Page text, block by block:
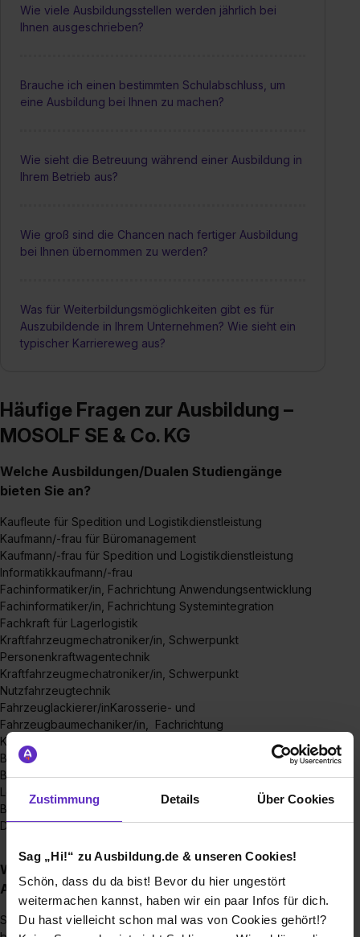
Zustimmung Details Über Cookies
Sag „Hi!“ zu Ausbildung.de & unseren Cookies!
Schön, dass du da bist! Bevor du hier ungestört
weitermachen kannst, haben wir ein paar Infos für dich.
Du hast vielleicht schon mal was von Cookies gehört!?
Wie viele Ausbildungsstellen werden jährlich bei
Ihnen ausgeschrieben?
Brauche ich einen bestimmten Schulabschluss, um
eine Ausbildung bei Ihnen zu machen?
Wie sieht die Betreuung während einer Ausbildung in
Ihrem Betrieb aus?
Wie groß sind die Chancen nach fertiger Ausbildung
bei Ihnen übernommen zu werden?
Was für Weiterbildungsmöglichkeiten gibt es für
Auszubildende in Ihrem Unternehmen? Wie sieht ein
typischer Karriereweg aus?
Häufige Fragen zur Ausbildung –
MOSOLF SE & Co. KG
Welche Ausbildungen/Dualen Studiengänge
bieten Sie an?
Kaufleute für Spedition und Logistikdienstleistung
Kaufmann/-frau für Büromanagement
Kaufmann/-frau für Spedition und Logistikdienstleistung
Informatikkaufmann/-frau
Fachinformatiker/in, Fachrichtung Anwendungsentwicklung
Fachinformatiker/in, Fachrichtung Systemintegration
Fachkraft für Lagerlogistik
Kraftfahrzeugmechatroniker/in, Schwerpunkt
Personenkraftwagentechnik
Kraftfahrzeugmechatroniker/in, Schwerpunkt
Nutzfahrzeugtechnik
Fahrzeuglackierer/inKarosserie- und
Fahrzeugbaumechaniker/in, Fachrichtung
Karosserieinstandhaltungstechnik
Berufskraftfahrer/in
Bacherlor of Arts - Fachrichtung Spedition, Transport und
Logistik
Bacherlor of Arts - Fachrichtung
Dienstleistungsmanagement/Logistikmanagement
Wie sieht der Bewerbungsprozess für eine
Ausbildungsstelle bei Ihnen aus?
Sie können sich per E-Mail oder auch schriftlich bei uns